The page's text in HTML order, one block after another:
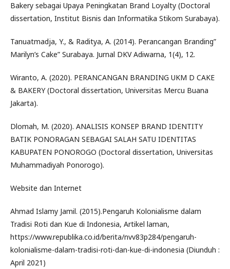
Bakery sebagai Upaya Peningkatan Brand Loyalty (Doctoral
dissertation, Institut Bisnis dan Informatika Stikom Surabaya).
Tanuatmadja, Y., & Raditya, A. (2014). Perancangan Branding”
Marilyn’s Cake” Surabaya. Jurnal DKV Adiwarna, 1(4), 12.
Wiranto, A. (2020). PERANCANGAN BRANDING UKM D CAKE
& BAKERY (Doctoral dissertation, Universitas Mercu Buana
Jakarta).
Dlomah, M. (2020). ANALISIS KONSEP BRAND IDENTITY
BATIK PONORAGAN SEBAGAI SALAH SATU IDENTITAS
KABUPATEN PONOROGO (Doctoral dissertation, Universitas
Muhammadiyah Ponorogo).
Website dan Internet
Ahmad Islamy Jamil. (2015).Pengaruh Kolonialisme dalam
Tradisi Roti dan Kue di Indonesia, Artikel laman,
https://www.republika.co.id/berita/nvv83p284/pengaruh-
kolonialisme-dalam-tradisi-roti-dan-kue-di-indonesia (Diunduh :
April 2021)